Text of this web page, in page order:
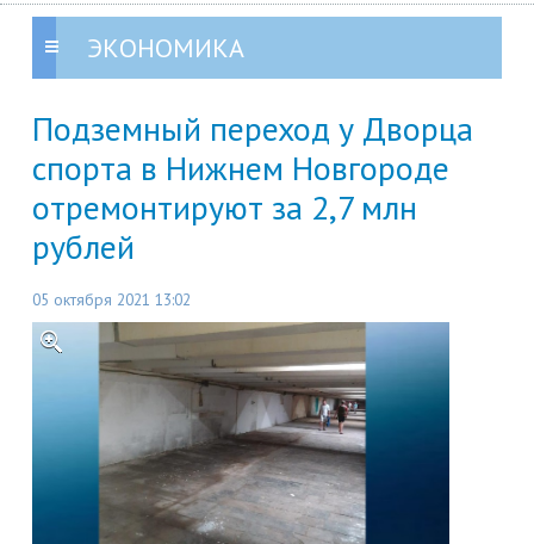
ЭКОНОМИКА
Подземный переход у Дворца
спорта в Нижнем Новгороде
отремонтируют за 2,7 млн
рублей
05 октября 2021 13:02